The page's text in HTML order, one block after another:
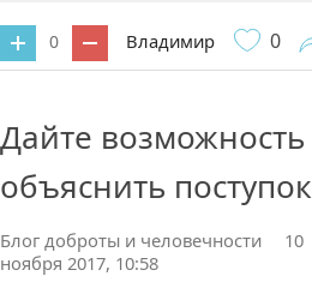
0 Владимир
0
Дайте возможность
объяснить поступок
Блог доброты и человечности
10
ноября 2017, 10:58